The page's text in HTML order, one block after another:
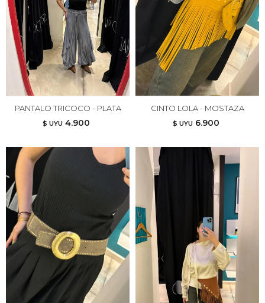
PANTALO TRICOCO - PLATA
$ UYU 4.900
CINTO LOLA - MOSTAZA
$ UYU 6.900